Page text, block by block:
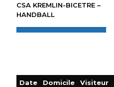
CSA KREMLIN-BICETRE –
HANDBALL
Date Domicile Visiteur